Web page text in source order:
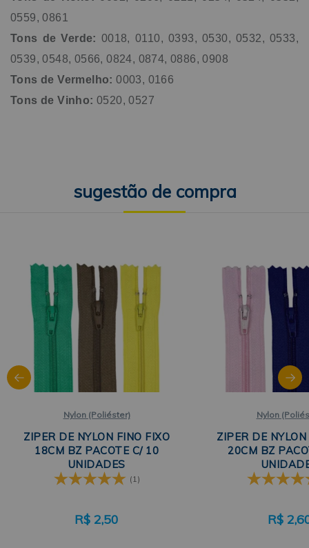
0559, 0861
Tons de Verde: 0018, 0110, 0393, 0530, 0532, 0533,
0539, 0548, 0566, 0824, 0874, 0886, 0908
Tons de Vermelho: 0003, 0166
Tons de Vinho: 0520, 0527
Nylon (Poliéster)
ZIPER DE NYLON FINO FIXO
18CM BZ PACOTE C/ 10
UNIDADES
(1)
R$ 2,50
Nylon
ZIPER DE
20CM BZ
R$